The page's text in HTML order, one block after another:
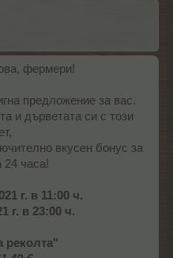
фермери!
предложение за вас.
и дърветата си с този
вкусен бонус за
24 часа!
г. в 11:00 ч.
г. в 23:00 ч.
реколта"